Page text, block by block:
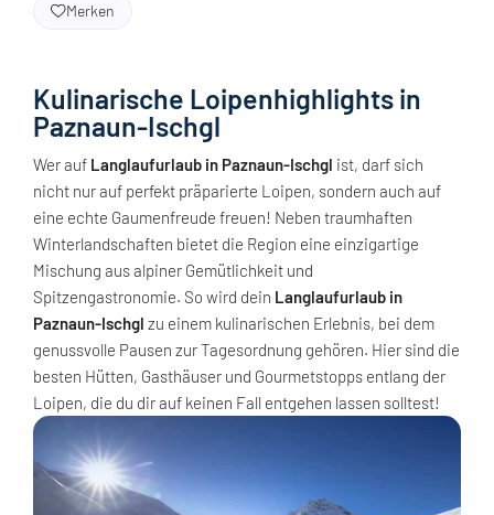
Merken
Kulinarische Loipenhighlights in
Paznaun-Ischgl
Wer auf Langlaufurlaub in Paznaun-Ischgl ist, darf sich
nicht nur auf perfekt präparierte Loipen, sondern auch auf
eine echte Gaumenfreude freuen! Neben traumhaften
Winterlandschaften bietet die Region eine einzigartige
Mischung aus alpiner Gemütlichkeit und
Spitzengastronomie. So wird dein Langlaufurlaub in
Paznaun-Ischgl zu einem kulinarischen Erlebnis, bei dem
genussvolle Pausen zur Tagesordnung gehören. Hier sind die
besten Hütten, Gasthäuser und Gourmetstopps entlang der
Loipen, die du dir auf keinen Fall entgehen lassen solltest!